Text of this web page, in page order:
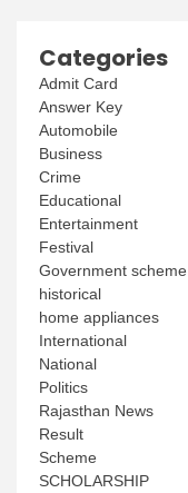
Categories
Admit Card
Answer Key
Automobile
Business
Crime
Educational
Entertainment
Festival
Government scheme
historical
home appliances
International
National
Politics
Rajasthan News
Result
Scheme
SCHOLARSHIP